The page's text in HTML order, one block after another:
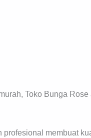
Toko Bunga
membuat